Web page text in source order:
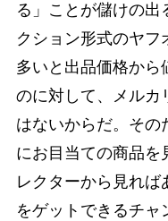
る」ことが儲けの出
クション形式のヤ
多いと出品価格から
のに対して、メルカ
はないからだ。その
にお目当ての商品を
レクターから見れば
をゲットできるチャ